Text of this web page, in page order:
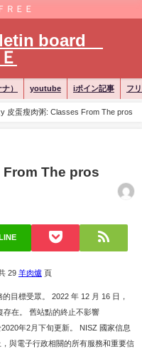
ＲＥＥ
board
） youtube iポイン記事 フ
皮蛋瘦肉粥: Classes From The pros
From The pros
LINE
29 羊肉爐 頁
目標受眾。 2022 年 12 月 16 日，
存在。 舊站點的終止不影響
年2月下旬更新。 NISZ 國家信息
與電子行政相關的所有服務和重要信